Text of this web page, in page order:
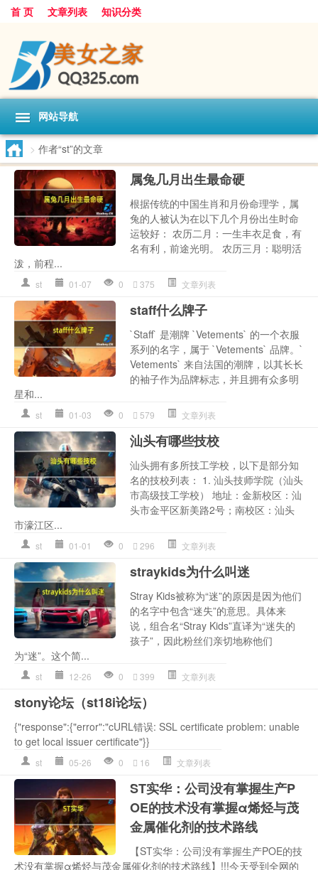
首 页 文章列表 知识分类
网站导航
> 作者“st”的文章
属兔几月出生最命硬
根据传统的中国生肖和月份命理学，属
兔的人被认为在以下几个月份出生时命
运较好： 农历二月：一生丰衣足食，有
名有利，前途光明。 农历三月：聪明活
泼，前程...
st 01-07 0 375 文章列表
staff什么牌子
`Staff` 是潮牌 `Vetements` 的一个衣服
系列的名字，属于 `Vetements` 品牌。`
Vetements` 来自法国的潮牌，以其长长
的袖子作为品牌标志，并且拥有众多明
星和...
st 01-03 0 579 文章列表
汕头有哪些技校
汕头拥有多所技工学校，以下是部分知
名的技校列表： 1. 汕头技师学院（汕头
市高级技工学校） 地址：金新校区：汕
头市金平区新美路2号；南校区：汕头
市濠江区...
st 01-01 0 296 文章列表
straykids为什么叫迷
Stray Kids被称为“迷”的原因是因为他们
的名字中包含“迷失”的意思。具体来
说，组合名“Stray Kids”直译为“迷失的
孩子”，因此粉丝们亲切地称他们
为“迷”。这个简...
st 12-26 0 399 文章列表
stony论坛（st18i论坛）
{"response":{"error":"cURL错误: SSL certificate problem: unable
to get local issuer certificate"}}
st 05-26 0 16 文章列表
ST实华：公司没有掌握生产P
OE的技术没有掌握α烯烃与茂
金属催化剂的技术路线
【ST实华：公司没有掌握生产POE的技
术没有掌握α烯烃与茂金属催化剂的技术路线】!!!今天受到全网的